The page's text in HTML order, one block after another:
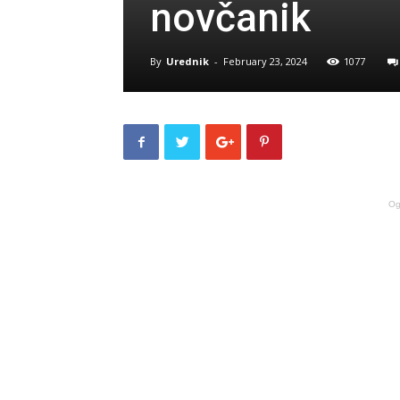
novčanik
By Urednik - February 23, 2024 1077